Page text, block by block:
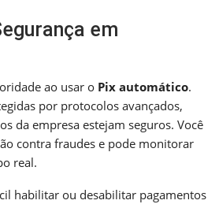
em
ao usar o Pix automático.
por protocolos avançados,
da empresa estejam seguros. Você
contra fraudes e pode monitorar
real.
habilitar ou desabilitar pagamentos